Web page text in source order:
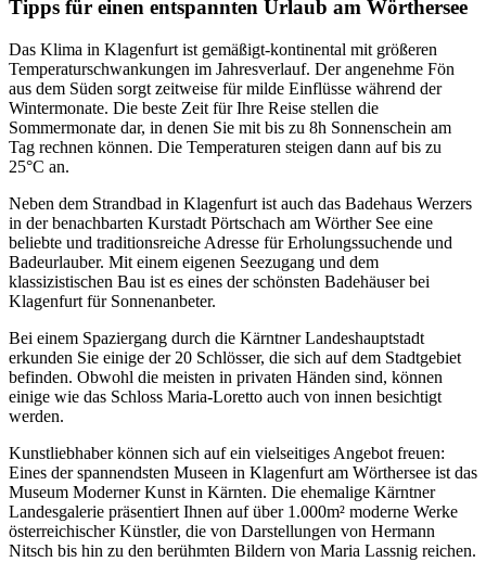
Tipps für einen entspannten Urlaub am Wörthersee
Das Klima in Klagenfurt ist gemäßigt-kontinental mit größeren
Temperaturschwankungen im Jahresverlauf. Der angenehme Fön
aus dem Süden sorgt zeitweise für milde Einflüsse während der
Wintermonate. Die beste Zeit für Ihre Reise stellen die
Sommermonate dar, in denen Sie mit bis zu 8h Sonnenschein am
Tag rechnen können. Die Temperaturen steigen dann auf bis zu
25°C an.
Neben dem Strandbad in Klagenfurt ist auch das Badehaus Werzers
in der benachbarten Kurstadt Pörtschach am Wörther See eine
beliebte und traditionsreiche Adresse für Erholungssuchende und
Badeurlauber. Mit einem eigenen Seezugang und dem
klassizistischen Bau ist es eines der schönsten Badehäuser bei
Klagenfurt für Sonnenanbeter.
Bei einem Spaziergang durch die Kärntner Landeshauptstadt
erkunden Sie einige der 20 Schlösser, die sich auf dem Stadtgebiet
befinden. Obwohl die meisten in privaten Händen sind, können
einige wie das Schloss Maria-Loretto auch von innen besichtigt
werden.
Kunstliebhaber können sich auf ein vielseitiges Angebot freuen:
Eines der spannendsten Museen in Klagenfurt am Wörthersee ist das
Museum Moderner Kunst in Kärnten. Die ehemalige Kärntner
Landesgalerie präsentiert Ihnen auf über 1.000m² moderne Werke
österreichischer Künstler, die von Darstellungen von Hermann
Nitsch bis hin zu den berühmten Bildern von Maria Lassnig reichen.